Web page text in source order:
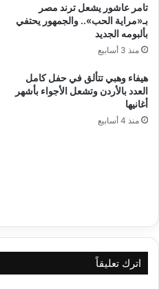
تامر عاشور يشعل ترند مصر
بـ«مراية الحب».. والجمهور يحتفي
بألبومه الجديد
منذ 3 أسابيع
هيفاء وهبي تتألق في حفل كامل
العدد بالأردن وتشعل الأجواء بأشهر
أغانيها
منذ 4 أسابيع
اترك تعليقاً